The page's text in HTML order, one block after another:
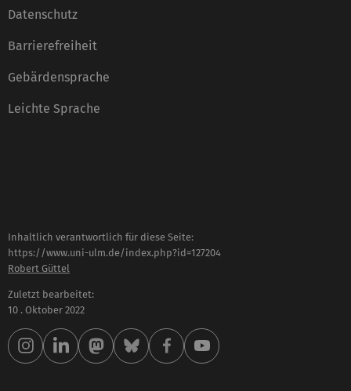
Datenschutz
Barrierefreiheit
Gebärdensprache
Leichte Sprache
Inhaltlich verantwortlich für diese Seite:
https://www.uni-ulm.de/index.php?id=127204
Robert Güttel
Zuletzt bearbeitet:
10 . Oktober 2022